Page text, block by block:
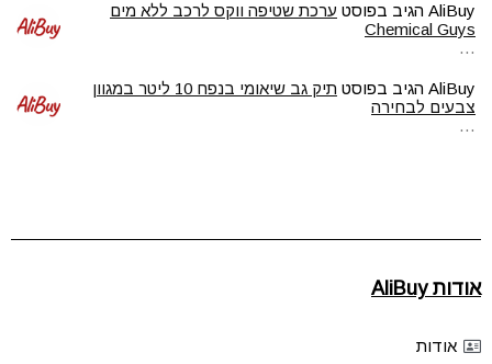
AliBuy הגיב בפוסט ערכת שטיפה ווקס לרכב ללא מים
Chemical Guys
…
AliBuy הגיב בפוסט
תיק גב שיאומי בנפח 10 ליטר במגוון
צבעים לבחירה
…
אודות AliBuy
אודות